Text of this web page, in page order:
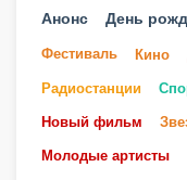
Анонс День
Фестиваль Кино
Радиостанции
Новый фильм
Молодые артисты